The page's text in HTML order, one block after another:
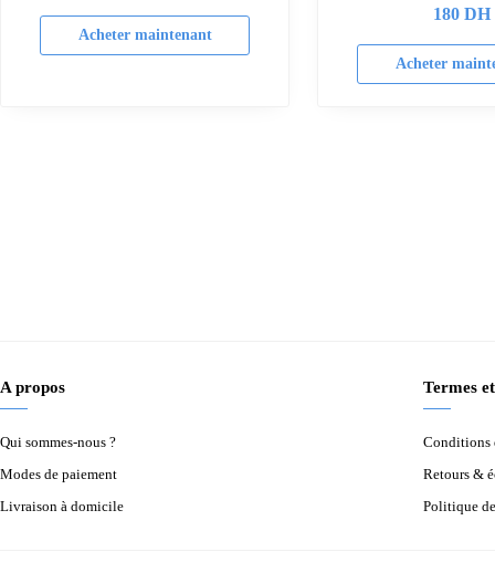
Acheter maintenant
180 DH
Acheter
A propos
Qui sommes-nous ?
Modes de paiement
Livraison à domicile
Termes
Conditions
Retours &
Politique